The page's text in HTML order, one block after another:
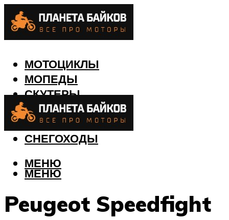
МОТОЦИКЛЫ
МОПЕДЫ
СКУТЕРЫ
КВАДРОЦИКЛЫ
ЛОДКИ
СНЕГОХОДЫ
МЕНЮ
МЕНЮ
Peugeot Speedfight